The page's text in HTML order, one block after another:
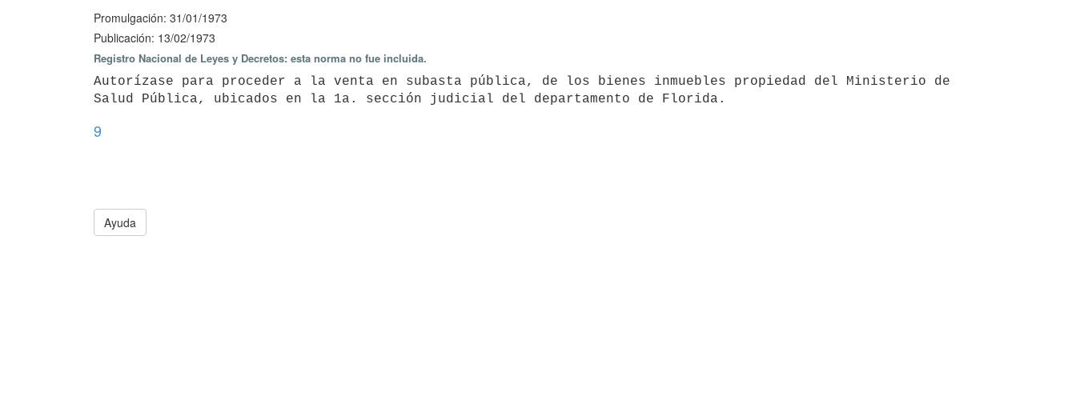
Promulgación: 31/01/1973
Publicación: 13/02/1973
Registro Nacional de Leyes y Decretos: esta norma no fue incluida.
Autorízase para proceder a la venta en subasta pública, de los bienes inmuebles propiedad del Ministerio de
Salud Pública, ubicados en la 1a. sección judicial del departamento de Florida.
9
Ayuda